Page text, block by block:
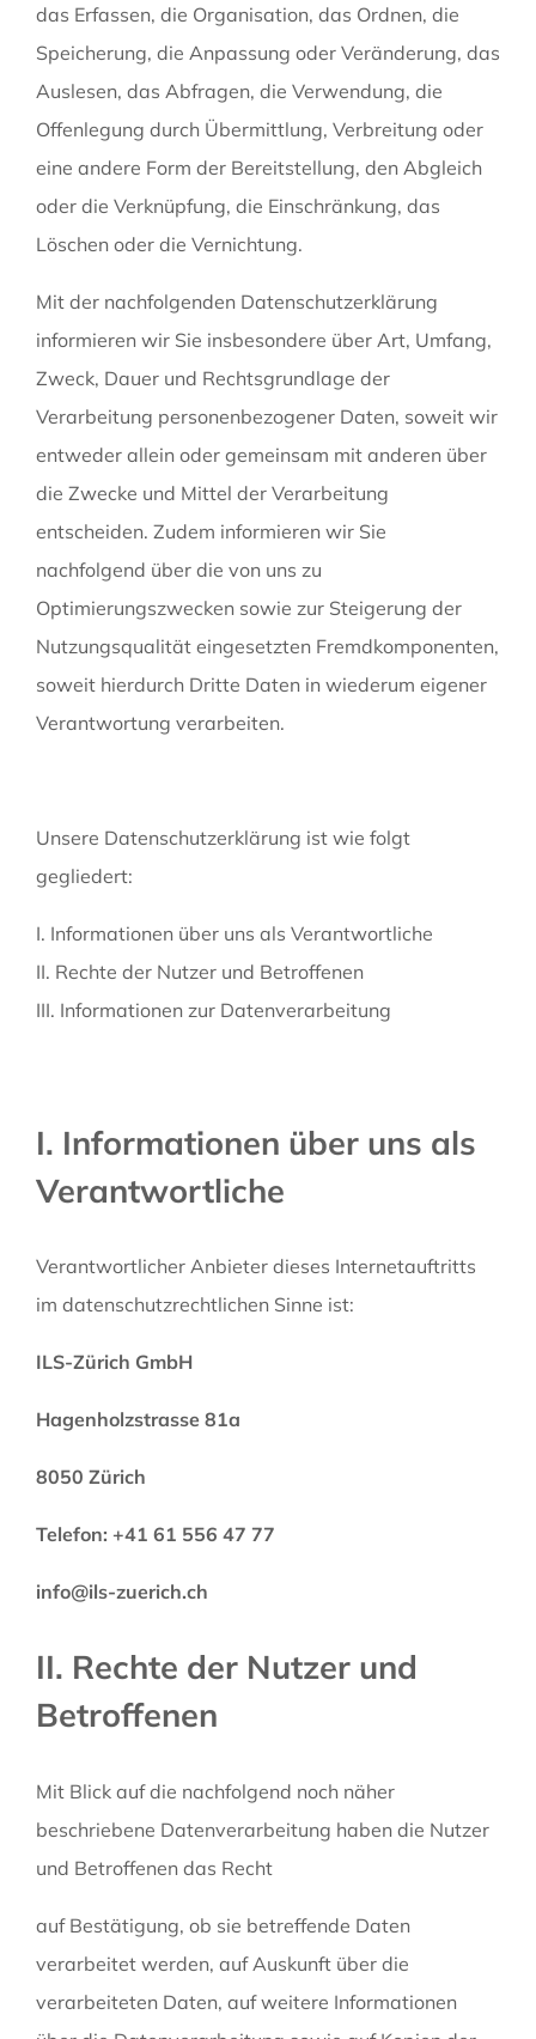
das Erfassen, die Organisation, das Ordnen, die
Speicherung, die Anpassung oder Veränderung, das
Auslesen, das Abfragen, die Verwendung, die
Offenlegung durch Übermittlung, Verbreitung oder
eine andere Form der Bereitstellung, den Abgleich
oder die Verknüpfung, die Einschränkung, das
Löschen oder die Vernichtung.
Mit der nachfolgenden Datenschutzerklärung
informieren wir Sie insbesondere über Art, Umfang,
Zweck, Dauer und Rechtsgrundlage der
Verarbeitung personenbezogener Daten, soweit wir
entweder allein oder gemeinsam mit anderen über
die Zwecke und Mittel der Verarbeitung
entscheiden. Zudem informieren wir Sie
nachfolgend über die von uns zu
Optimierungszwecken sowie zur Steigerung der
Nutzungsqualität eingesetzten Fremdkomponenten,
soweit hierdurch Dritte Daten in wiederum eigener
Verantwortung verarbeiten.
Unsere Datenschutzerklärung ist wie folgt
gegliedert:
I. Informationen über uns als Verantwortliche
II. Rechte der Nutzer und Betroffenen
III. Informationen zur Datenverarbeitung
I. Informationen über uns als
Verantwortliche
Verantwortlicher Anbieter dieses Internetauftritts
im datenschutzrechtlichen Sinne ist:
ILS-Zürich GmbH
Hagenholzstrasse 81a
8050 Zürich
Telefon: +41 61 556 47 77
info@ils-zuerich.ch
II. Rechte der Nutzer und
Betroffenen
Mit Blick auf die nachfolgend noch näher
beschriebene Datenverarbeitung haben die Nutzer
und Betroffenen das Recht
auf Bestätigung, ob sie betreffende Daten
verarbeitet werden, auf Auskunft über die
verarbeiteten Daten, auf weitere Informationen